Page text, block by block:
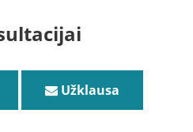
Užklausa